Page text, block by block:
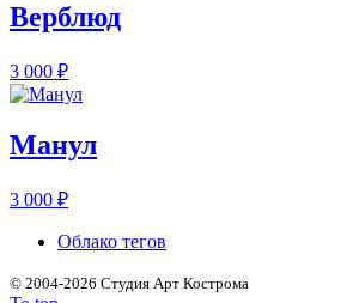
Верблюд
3 000 ₽
Манул
3 000 ₽
Облако тегов
© 2004-2026 Студия Арт Кострома